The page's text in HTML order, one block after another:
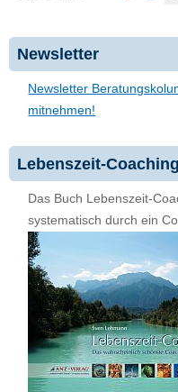
Newsletter
Newsletter
mitnehmen!
Lebenszeit-
Das Buch Lebenszeit-
systematisch durch ein